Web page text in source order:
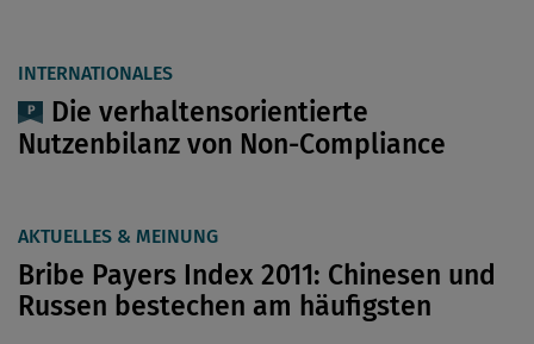
INTERNATIONALES
Die verhaltensorientierte
Nutzenbilanz von Non-Compliance
AKTUELLES & MEINUNG
Bribe Payers Index 2011: Chinesen und
Russen bestechen am häufigsten